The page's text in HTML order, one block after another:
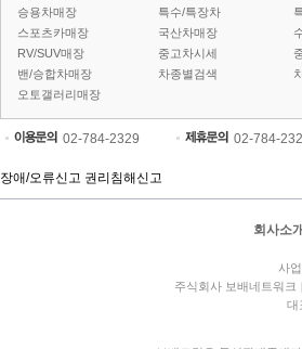
승용차매장
스포츠카매장
RV/SUV매장
밴/승합차매장
오토갤러리매장
특수/특장차
국산차매장
중고차시세
차종별검색
02-784-2329 02-784-
장애/오류신고 권리침해신고
회사소개
사
주식회사 보배네트워크 |
대